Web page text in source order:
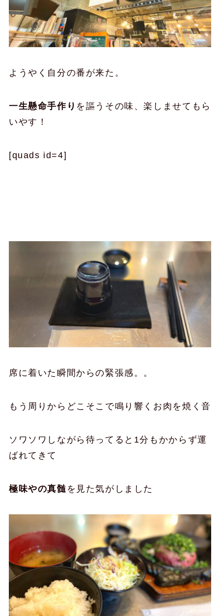
ようやく自分の番が来た。
一生懸命手作り を謳うその味、楽しませてもら
いやす！
[quads id=4]
席に着いた瞬間からの緊張感。。
もう周りからどこそこで鳴り響くお肉を焼く音
ソワソワしながら待ってると1分もかからず運
ばれてきて
極味やの真髄 を見た気がしました